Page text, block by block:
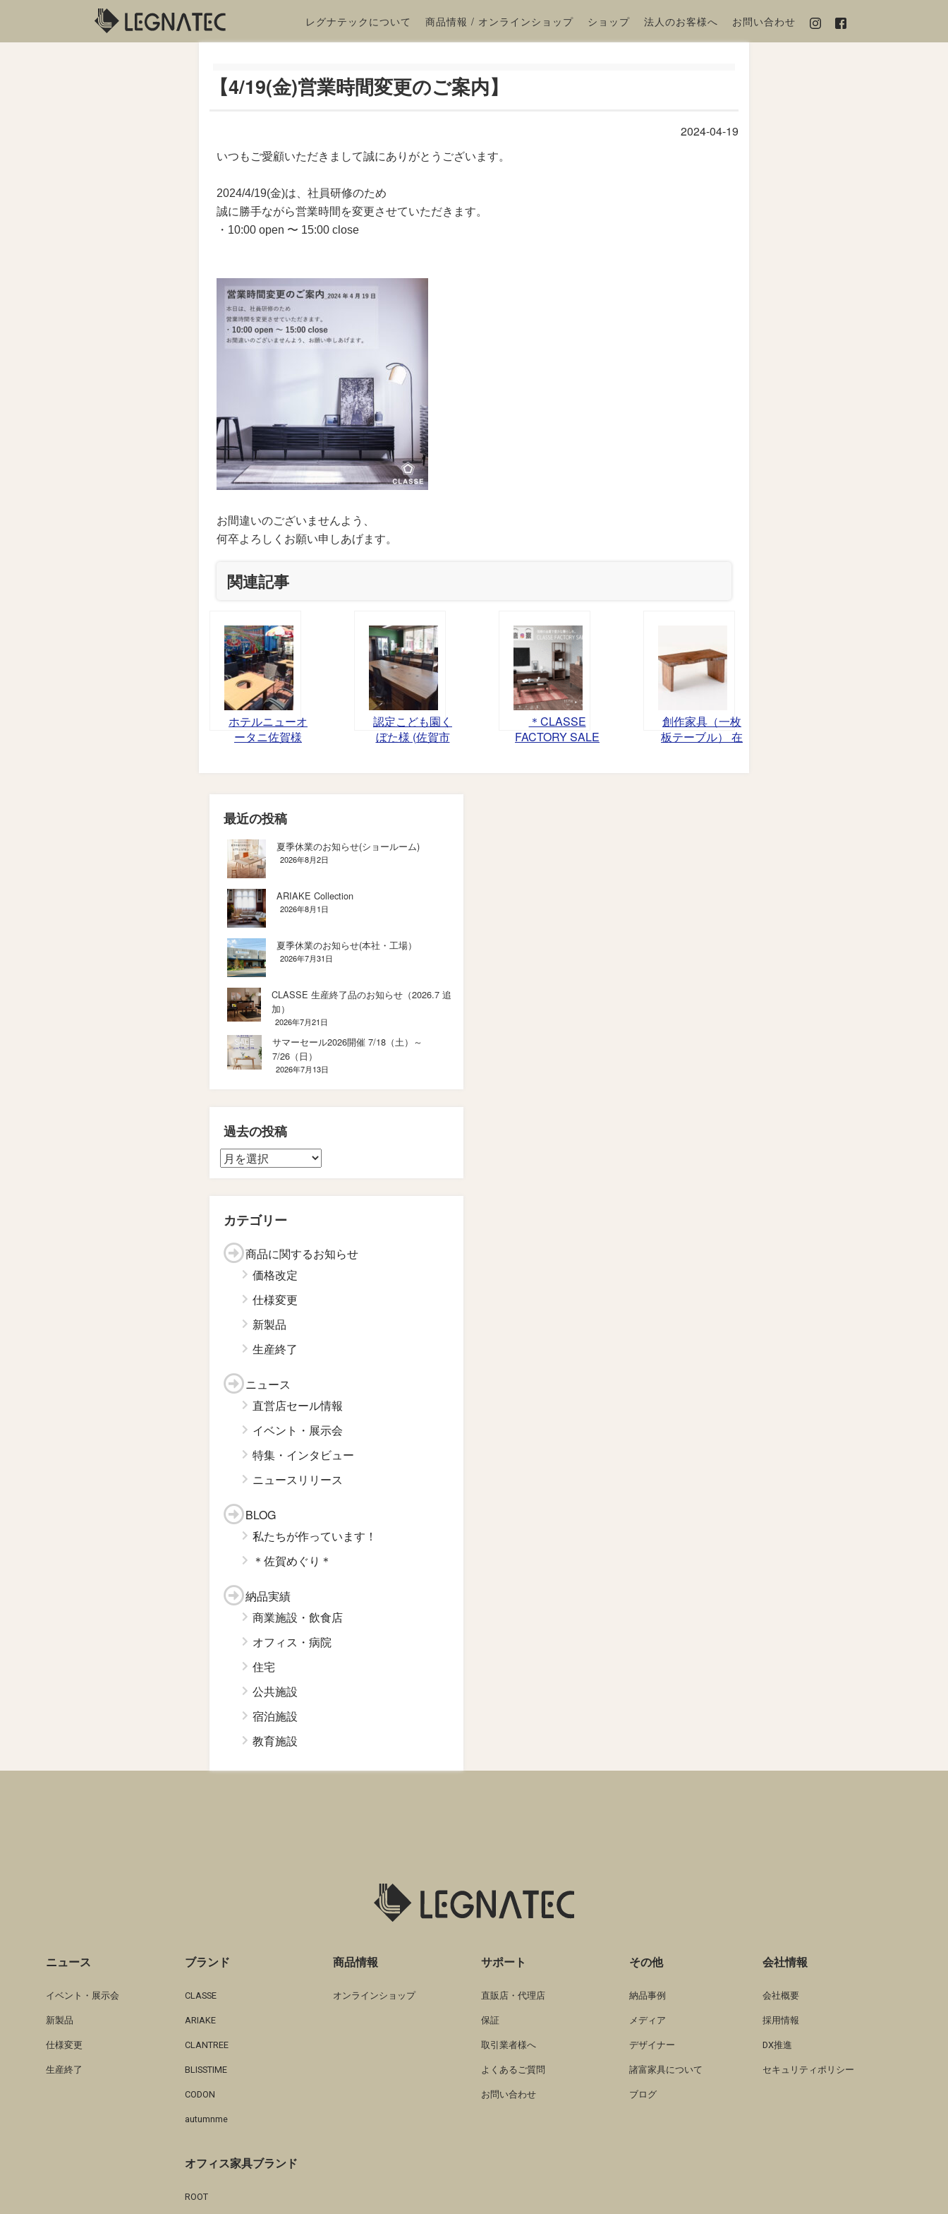
レグナテックについて 商品情報 / オンラインショップ ショップ 法人のお客様へ お問い合わせ
【4/19(金)営業時間変更のご案内】
2024-04-19
いつもご愛顧いただきまして誠にありがとうございます。
2024/4/19(金)は、社員研修のため
誠に勝手ながら営業時間を変更させていただきます。
・10:00 open 〜 15:00 close
お間違いのございませんよう、
何卒よろしくお願い申しあげます。
関連記事
ホテルニューオ
ータニ佐賀様
認定こども園く
ぼた様 (佐賀市
＊CLASSE
FACTORY SALE
創作家具（一枚
板テーブル） 在
最近の投稿
夏季休業のお知らせ(ショールーム)
2026年8月2日
ARIAKE Collection
2026年8月1日
夏季休業のお知らせ(本社・工場）
2026年7月31日
CLASSE 生産終了品のお知らせ（2026.7 追
加）
2026年7月21日
サマーセール2026開催 7/18（土）～
7/26（日）
2026年7月13日
過去の投稿
カテゴリー
商品に関するお知らせ
価格改定
仕様変更
新製品
生産終了
ニュース
直営店セール情報
イベント・展示会
特集・インタビュー
ニュースリリース
BLOG
私たちが作っています！
＊佐賀めぐり＊
納品実績
商業施設・飲食店
オフィス・病院
住宅
公共施設
宿泊施設
教育施設
ニュース
イベント・展示会
新製品
仕様変更
生産終了
ブランド
CLASSE
ARIAKE
CLANTREE
BLISSTIME
CODON
autumnme
オフィス家具ブランド
ROOT
商品情報
オンラインショップ
サポート
直販店・代理店
保証
取引業者様へ
よくあるご質問
お問い合わせ
その他
納品事例
メディア
デザイナー
諸富家具について
ブログ
会社情報
会社概要
採用情報
DX推進
セキュリティポリシー